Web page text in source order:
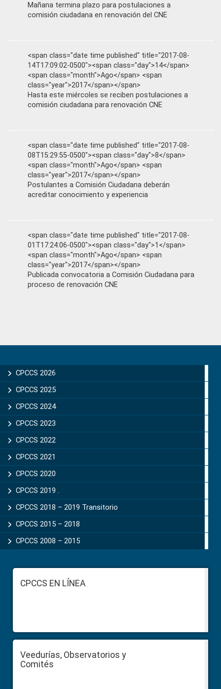
Mañana termina plazo para postulaciones a
comisión ciudadana en renovación del CNE
<span class="date time published" title="2017-08-
14T17:09:02-0500"><span class="day">14</span>
<span class="month">Ago</span> <span
class="year">2017</span></span>
Hasta este miércoles se reciben postulaciones a
comisión ciudadana para renovación CNE
<span class="date time published" title="2017-08-
08T15:29:55-0500"><span class="day">8</span>
<span class="month">Ago</span> <span
class="year">2017</span></span>
Postulantes a Comisión Ciudadana deberán
acreditar conocimiento y experiencia
<span class="date time published" title="2017-08-
01T17:24:06-0500"><span class="day">1</span>
<span class="month">Ago</span> <span
class="year">2017</span></span>
Publicada convocatoria a Comisión Ciudadana para
proceso de renovación CNE
Sidebar
CPCCS 2026
CPCCS 2025
CPCCS 2024
CPCCS 2023
CPCCS 2022
CPCCS 2021
CPCCS 2020
CPCCS 2019 .
CPCCS 2018 – 2019 Transitorio
CPCCS 2015 – 2018
CPCCS 2008 – 2015
FooterCPCCS EN LÍNEA
Veedurías, Observatorios y
Comités